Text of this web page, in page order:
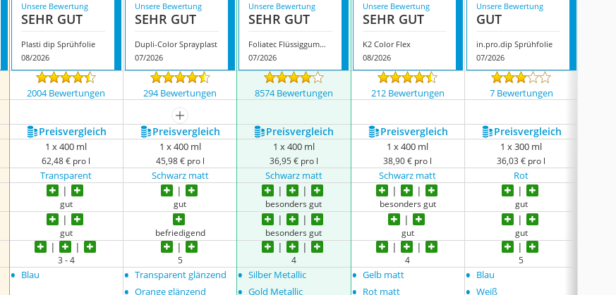
Unsere Bewertung
SEHR GUT
Plasti dip Sprühfolie
08/2026
Unsere Bewertung
SEHR GUT
Dupli-Color Sprayplast
07/2026
Unsere Bewertung
SEHR GUT
Foliatec Flüssiggummi-Sprühfolie
07/2026
Unsere Bewertung
SEHR GUT
K2 Color Flex
08/2026
Unsere Bewertung
GUT
in.pro.dip Sprühfolie
07/2026
2004 Bewertungen 294 Bewertungen 8574 Bewertungen 212 Bewertungen 7 Bewertungen
mehr anzeigen
Preis­vergleich Preis­vergleich Preis­vergleich Preis­vergleich Preis­vergleich
1 x 400 ml
62,48 € pro l
1 x 400 ml
45,98 € pro l
1 x 400 ml
36,95 € pro l
1 x 400 ml
38,90 € pro l
1 x 300 ml
36,03 € pro l
Transparent Schwarz matt Schwarz matt Schwarz matt Rot
gut gut besonders gut besonders gut gut
gut befriedigend besonders gut gut gut
3 - 4 5 4 4 5
• Blau • Transparent glänzend
Orange glänzend
• Silber Metallic
Gold Metallic
• Gelb matt
Rot matt
• Blau
Weiß